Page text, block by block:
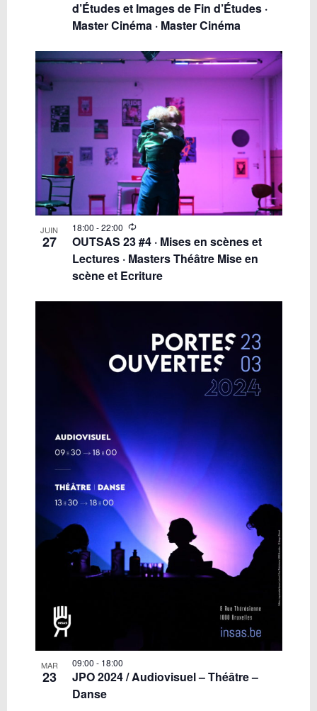
d’Études et Images de Fin d’Études ·
Master Cinéma · Master Cinéma
JUIN
27
18:00 -22:00
OUTSAS 23 #4 · Mises en scènes et
Lectures · Masters Théâtre Mise en
scène et Ecriture
MAR
23
09:00 - 18:00
JPO 2024 / Audiovisuel – Théâtre –
Danse